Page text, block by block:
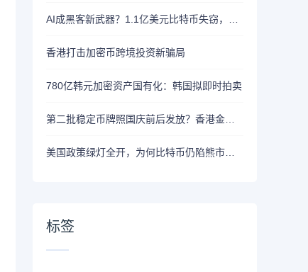
香港打击加密币跨境投资新骗局
780亿韩元加密资产国有化：韩国拟即时拍卖
标签